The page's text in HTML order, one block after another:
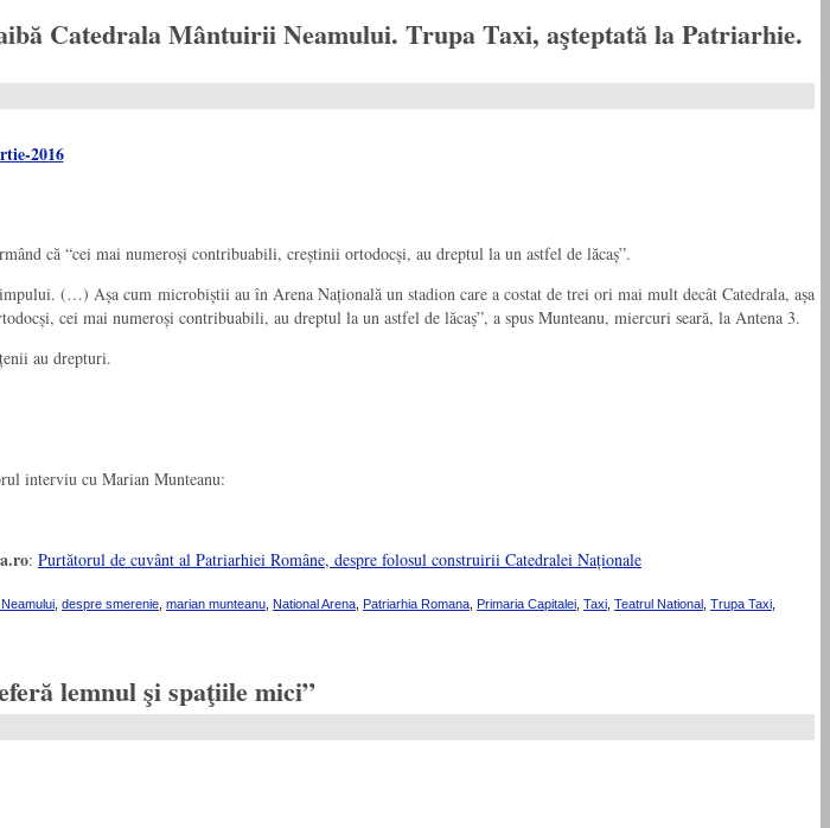
Catedrala Mântuirii Neamului. Trupa Taxi, aşteptată la Patriarhie.
că “cei mai numeroși contribuabili, creștinii ortodocși, au dreptul la un astfel de lăcaș”.
(…) Așa cum microbiștii au în Arena Națională un stadion care a costat de trei ori mai mult decât Catedrala, așa
cei mai numeroși contribuabili, au dreptul la un astfel de lăcaș”, a spus Munteanu, miercuri seară, la Antena 3.
au drepturi.
interviu cu Marian Munteanu:
: Purtătorul de cuvânt al Patriarhiei Române, despre folosul construirii Catedralei Naționale
despre smerenie marian munteanu National Arena Patriarhia Romana Primaria Capitalei Taxi Teatrul National Trupa Taxi
lemnul şi spaţiile mici”